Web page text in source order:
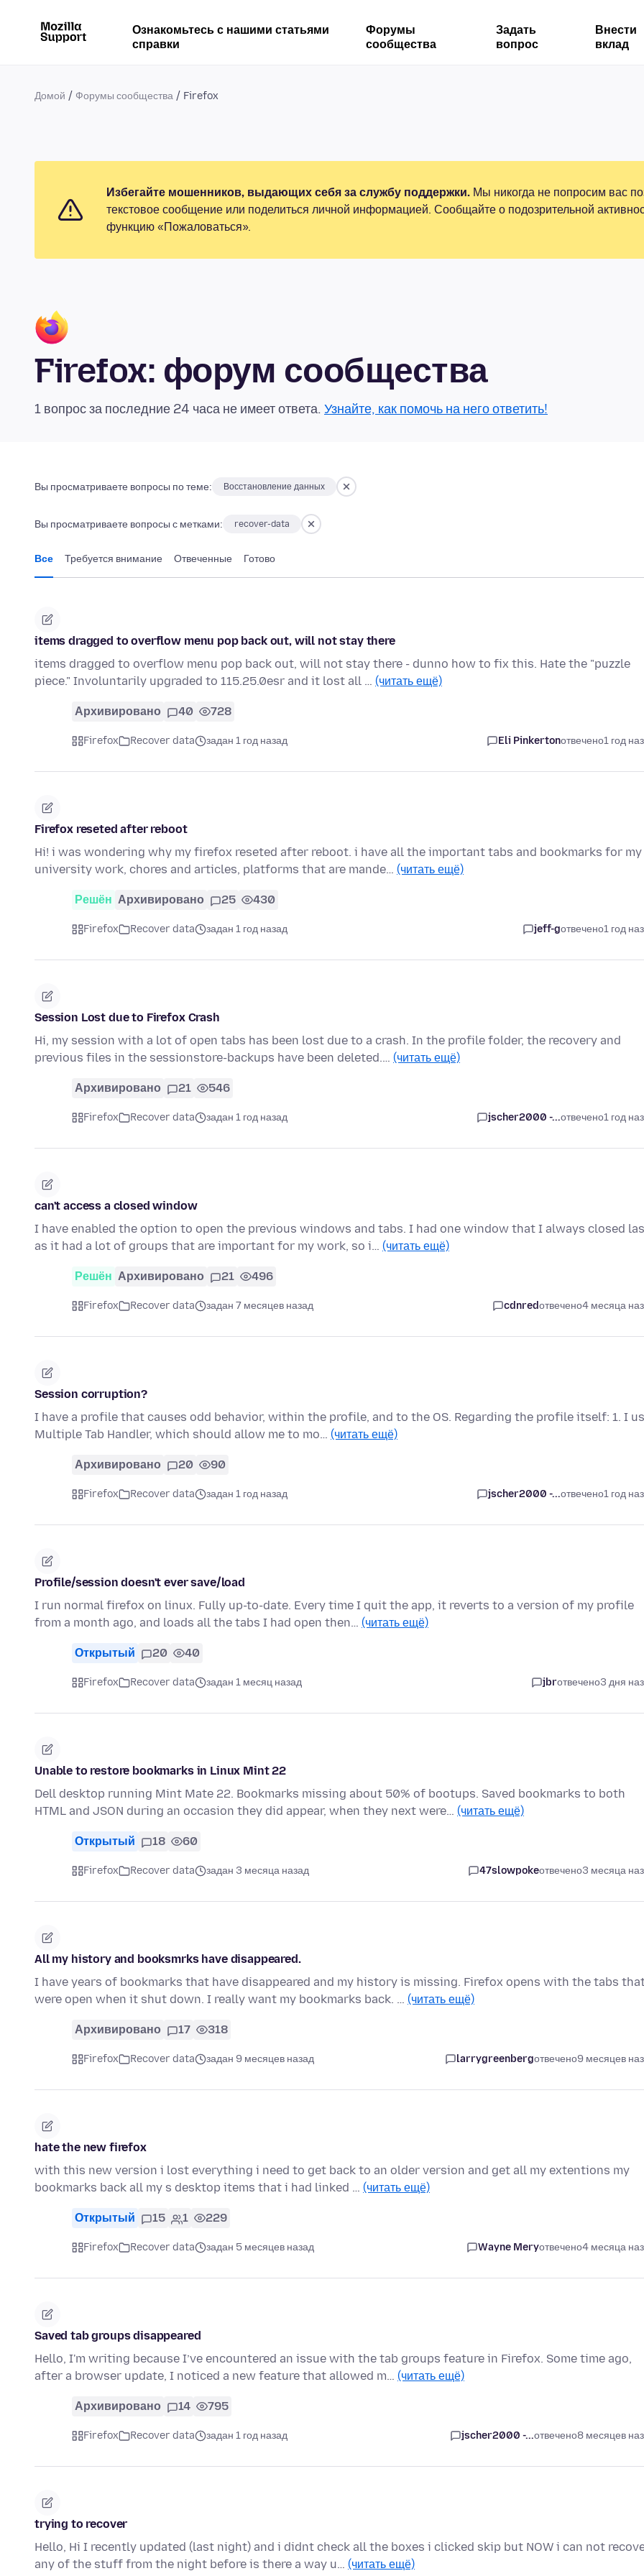
Ознакомьтесь с нашими статьями
справки
Форумы
сообщества
Задать
вопрос
Внести
вклад
Домой Форумы сообщества Firefox
Избегайте мошенников, выдающих себя за службу поддержки. Мы никогда не попросим вас
текстовое сообщение или поделиться личной информацией. Сообщайте о подозрительной
функцию «Пожаловаться».
Firefox: форум сообщества
1 вопрос за последние 24 часа не имеет ответа. Узнайте, как помочь на него ответить!
Вы просматриваете вопросы по теме: Восстановление данных
Вы просматриваете вопросы с метками: recover-data
Все Требуется внимание Отвеченные Готово
items dragged to overflow menu pop back out, will not stay there
items dragged to overflow menu pop back out, will not stay there - dunno how to fix this. Hate the "puzzle
piece." Involuntarily upgraded to 115.25.0esr and it lost all … (читать ещё)
Архивировано 40 728
Firefox Recover data задан 1 год назад Eli Pinkertonотвечено1 год
Firefox reseted after reboot
Hi! i was wondering why my firefox reseted after reboot. i have all the important tabs and bookmarks for my
university work, chores and articles, platforms that are mande… (читать ещё)
Решён Архивировано 25 430
Firefox Recover data задан 1 год назад jeff-gотвечено1 год
Session Lost due to Firefox Crash
Hi, my session with a lot of open tabs has been lost due to a crash. In the profile folder, the recovery and
previous files in the sessionstore-backups have been deleted.… (читать ещё)
Архивировано 21 546
Firefox Recover data задан 1 год назад jscher2000 -...отвечено1 год
can't access a closed window
I have enabled the option to open the previous windows and tabs. I had one window that I always closed
as it had a lot of groups that are important for my work, so i… (читать ещё)
Решён Архивировано 21 496
Firefox Recover data задан 7 месяцев назад cdnredотвечено4 месяца
Session corruption?
I have a profile that causes odd behavior, within the profile, and to the OS. Regarding the profile itself: 1. I
Multiple Tab Handler, which should allow me to mo… (читать ещё)
Архивировано 20 90
Firefox Recover data задан 1 год назад jscher2000 -...отвечено1 год
Profile/session doesn't ever save/load
I run normal firefox on linux. Fully up-to-date. Every time I quit the app, it reverts to a version of my profile
from a month ago, and loads all the tabs I had open then… (читать ещё)
Открытый 20 40
Firefox Recover data задан 1 месяц назад jbrотвечено3 дня
Unable to restore bookmarks in Linux Mint 22
Dell desktop running Mint Mate 22. Bookmarks missing about 50% of bootups. Saved bookmarks to both
HTML and JSON during an occasion they did appear, when they next were… (читать ещё)
Открытый 18 60
Firefox Recover data задан 3 месяца назад 47slowpokeотвечено3 месяца
All my history and booksmrks have disappeared.
I have years of bookmarks that have disappeared and my history is missing. Firefox opens with the tabs
were open when it shut down. I really want my bookmarks back. … (читать ещё)
Архивировано 17 318
Firefox Recover data задан 9 месяцев назад larrygreenbergотвечено9 месяцев
hate the new firefox
with this new version i lost everything i need to get back to an older version and get all my extentions my
bookmarks back all my s desktop items that i had linked … (читать ещё)
Открытый 15 1 229
Firefox Recover data задан 5 месяцев назад Wayne Meryотвечено4 месяца
Saved tab groups disappeared
Hello, I'm writing because I’ve encountered an issue with the tab groups feature in Firefox. Some time ago,
after a browser update, I noticed a new feature that allowed m… (читать ещё)
Архивировано 14 795
Firefox Recover data задан 1 год назад jscher2000 -...отвечено8 месяцев
trying to recover
Hello, Hi I recently updated (last night) and i didnt check all the boxes i clicked skip but NOW i can not
any of the stuff from the night before is there a way u… (читать ещё)